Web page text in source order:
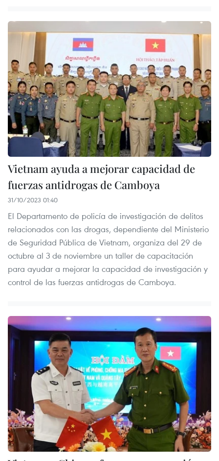
Vietnam ayuda a mejorar capacidad de
fuerzas antidrogas de Camboya
31/10/2023 01:40
El Departamento de policía de investigación de delitos
relacionados con las drogas, dependiente del Ministerio
de Seguridad Pública de Vietnam, organiza del 29 de
octubre al 3 de noviembre un taller de capacitación
para ayudar a mejorar la capacidad de investigación y
control de las fuerzas antidrogas de Camboya.